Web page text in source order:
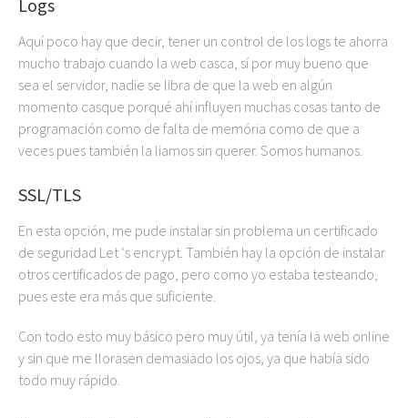
Logs
Aquí poco hay que decir, tener un control de los logs te ahorra
mucho trabajo cuando la web casca, sí por muy bueno que
sea el servidor, nadie se libra de que la web en algún
momento casque porqué ahí influyen muchas cosas tanto de
programación como de falta de memória como de que a
veces pues también la liamos sin querer. Somos humanos.
SSL/TLS
En esta opción, me pude instalar sin problema un certificado
de seguridad Let ‘s encrypt. También hay la opción de instalar
otros certificados de pago, pero como yo estaba testeando,
pues este era más que suficiente.
Con todo esto muy básico pero muy útil, ya tenía la web online
y sin que me llorasen demasiado los ojos, ya que había sido
todo muy rápido.